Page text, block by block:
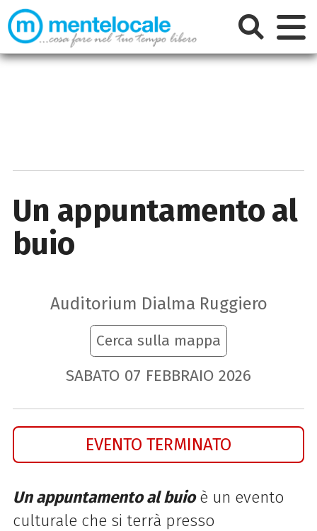
Un appuntamento al
buio
Auditorium Dialma Ruggiero
Cerca sulla mappa
SABATO 07 FEBBRAIO 2026
EVENTO TERMINATO
Un appuntamento al buioè un evento
culturale che si terrà presso